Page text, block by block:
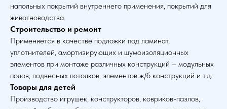
напольных покрытий внутреннего применения, покрытий для
животноводства.
Строительство и ремонт
Применяется в качестве подложки под ламинат,
уплотнителей, амортизирующих и шумоизоляционных
элементов при монтаже различных конструкций – модульных
полов, подвесных потолков, элементов ж/б конструкций и т.д.
Товары для детей
Производство игрушек, конструкторов, ковриков-пазлов,